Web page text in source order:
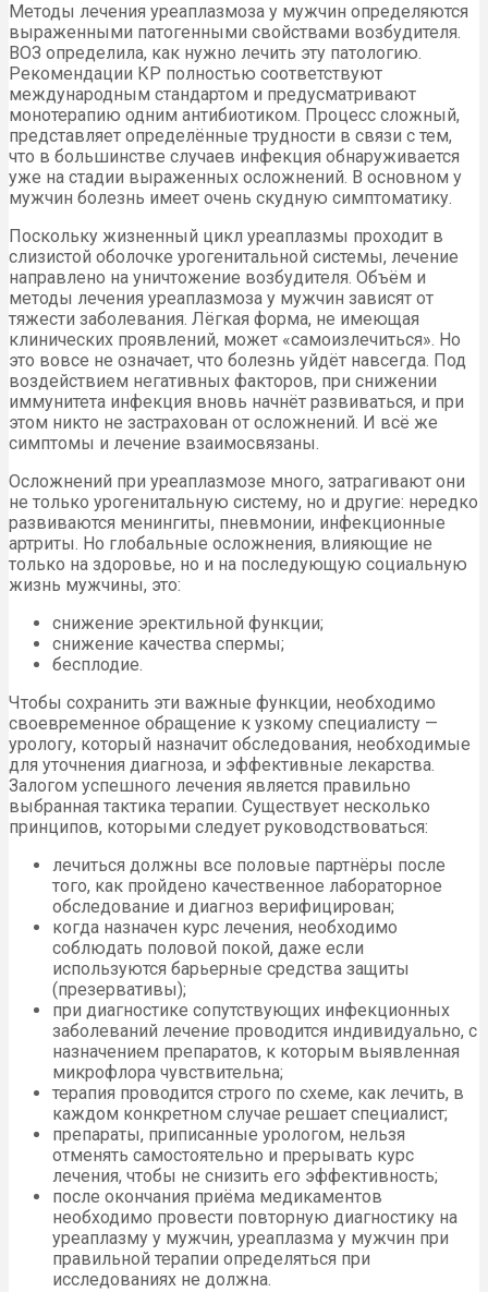
Методы лечения уреаплазмоза у мужчин определяются
выраженными патогенными свойствами возбудителя.
ВОЗ определила, как нужно лечить эту патологию.
Рекомендации КР полностью соответствуют
международным стандартом и предусматривают
монотерапию одним антибиотиком. Процесс сложный,
представляет определённые трудности в связи с тем,
что в большинстве случаев инфекция обнаруживается
уже на стадии выраженных осложнений. В основном у
мужчин болезнь имеет очень скудную симптоматику.
Поскольку жизненный цикл уреаплазмы проходит в
слизистой оболочке урогенитальной системы, лечение
направлено на уничтожение возбудителя. Объём и
методы лечения уреаплазмоза у мужчин зависят от
тяжести заболевания. Лёгкая форма, не имеющая
клинических проявлений, может «самоизлечиться». Но
это вовсе не означает, что болезнь уйдёт навсегда. Под
воздействием негативных факторов, при снижении
иммунитета инфекция вновь начнёт развиваться, и при
этом никто не застрахован от осложнений. И всё же
симптомы и лечение взаимосвязаны.
Осложнений при уреаплазмозе много, затрагивают они
не только урогенитальную систему, но и другие: нередко
развиваются менингиты, пневмонии, инфекционные
артриты. Но глобальные осложнения, влияющие не
только на здоровье, но и на последующую социальную
жизнь мужчины, это:
снижение эректильной функции;
снижение качества спермы;
бесплодие.
Чтобы сохранить эти важные функции, необходимо
своевременное обращение к узкому специалисту —
урологу, который назначит обследования, необходимые
для уточнения диагноза, и эффективные лекарства.
Залогом успешного лечения является правильно
выбранная тактика терапии. Существует несколько
принципов, которыми следует руководствоваться:
лечиться должны все половые партнёры после
того, как пройдено качественное лабораторное
обследование и диагноз верифицирован;
когда назначен курс лечения, необходимо
соблюдать половой покой, даже если
используются барьерные средства защиты
(презервативы);
при диагностике сопутствующих инфекционных
заболеваний лечение проводится индивидуально, с
назначением препаратов, к которым выявленная
микрофлора чувствительна;
терапия проводится строго по схеме, как лечить, в
каждом конкретном случае решает специалист;
препараты, приписанные урологом, нельзя
отменять самостоятельно и прерывать курс
лечения, чтобы не снизить его эффективность;
после окончания приёма медикаментов
необходимо провести повторную диагностику на
уреаплазму у мужчин, уреаплазма у мужчин при
правильной терапии определяться при
исследованиях не должна.